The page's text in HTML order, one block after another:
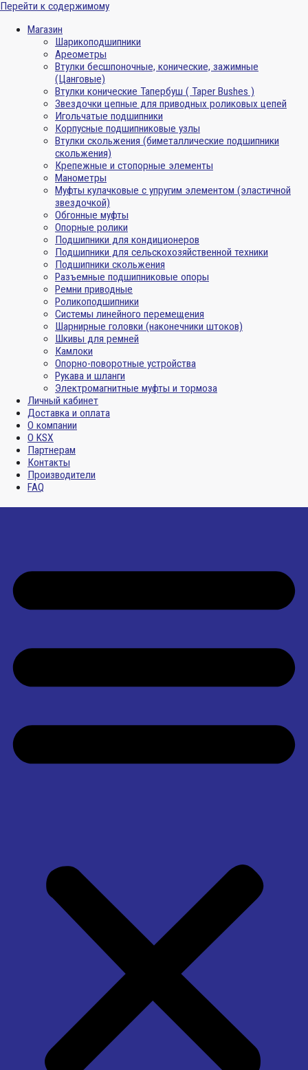
Перейти к содержимому
Магазин
Шарикоподшипники
Ареометры
Втулки бесшпоночные, конические, зажимные
(Цанговые)
Втулки конические Тапербуш ( Taper Bushes )
Звездочки цепные для приводных роликовых цепей
Игольчатые подшипники
Корпусные подшипниковые узлы
Втулки скольжения (биметаллические подшипники
скольжения)
Крепежные и стопорные элементы
Манометры
Муфты кулачковые с упругим элементом (эластичной
звездочкой)
Обгонные муфты
Опорные ролики
Подшипники для кондиционеров
Подшипники для сельскохозяйственной техники
Подшипники скольжения
Разъемные подшипниковые опоры
Ремни приводные
Роликоподшипники
Системы линейного перемещения
Шарнирные головки (наконечники штоков)
Шкивы для ремней
Камлоки
Опорно-поворотные устройства
Рукава и шланги
Электромагнитные муфты и тормоза
Личный кабинет
Доставка и оплата
О компании
О KSX
Партнерам
Контакты
Производители
FAQ